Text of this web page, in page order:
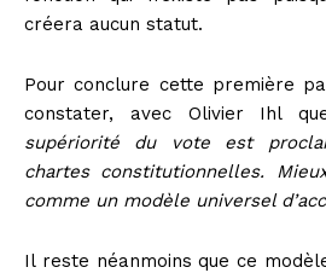
créera aucun statut.
Pour conclure cette première
constater, avec Olivier Ihl
supériorité du vote est
chartes constitutionnelles.
comme un modèle universel
Il reste néanmoins que ce